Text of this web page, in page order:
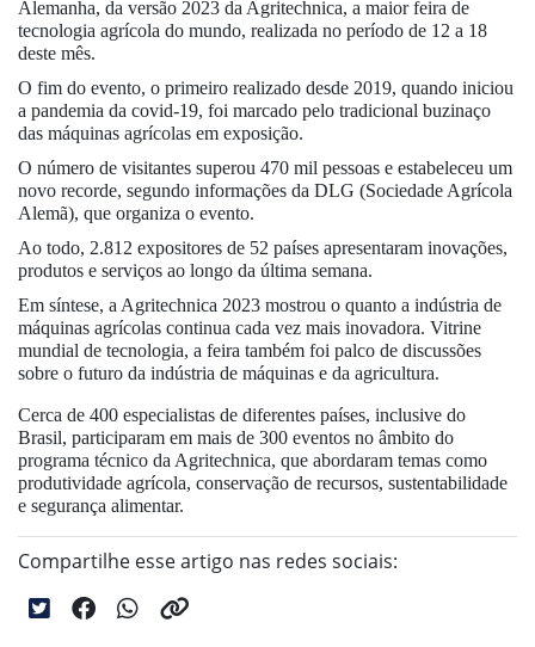
Alemanha, da versão 2023 da Agritechnica, a maior feira de
tecnologia agrícola do mundo, realizada no período de 12 a 18
deste mês.
O fim do evento, o primeiro realizado desde 2019, quando iniciou
a pandemia da covid-19, foi marcado pelo tradicional buzinaço
das máquinas agrícolas em exposição.
O número de visitantes superou 470 mil pessoas e estabeleceu um
novo recorde, segundo informações da DLG (Sociedade Agrícola
Alemã), que organiza o evento.
Ao todo, 2.812 expositores de 52 países apresentaram inovações,
produtos e serviços ao longo da última semana.
Em síntese, a Agritechnica 2023 mostrou o quanto a indústria de
máquinas agrícolas continua cada vez mais inovadora. Vitrine
mundial de tecnologia, a feira também foi palco de discussões
sobre o futuro da indústria de máquinas e da agricultura.
Cerca de 400 especialistas de diferentes países, inclusive do
Brasil, participaram em mais de 300 eventos no âmbito do
programa técnico da Agritechnica, que abordaram temas como
produtividade agrícola, conservação de recursos, sustentabilidade
e segurança alimentar.
Compartilhe esse artigo nas redes sociais: